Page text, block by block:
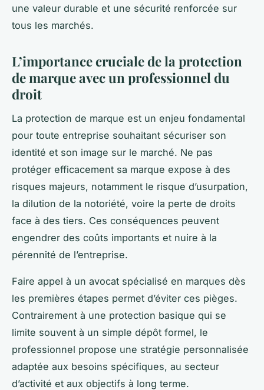
une valeur durable et une sécurité renforcée sur
tous les marchés.
L’importance cruciale de la protection
de marque avec un professionnel du
droit
La protection de marque est un enjeu fondamental
pour toute entreprise souhaitant sécuriser son
identité et son image sur le marché. Ne pas
protéger efficacement sa marque expose à des
risques majeurs, notamment le risque d’usurpation,
la dilution de la notoriété, voire la perte de droits
face à des tiers. Ces conséquences peuvent
engendrer des coûts importants et nuire à la
pérennité de l’entreprise.
Faire appel à un avocat spécialisé en marques dès
les premières étapes permet d’éviter ces pièges.
Contrairement à une protection basique qui se
limite souvent à un simple dépôt formel, le
professionnel propose une stratégie personnalisée
adaptée aux besoins spécifiques, au secteur
d’activité et aux objectifs à long terme.